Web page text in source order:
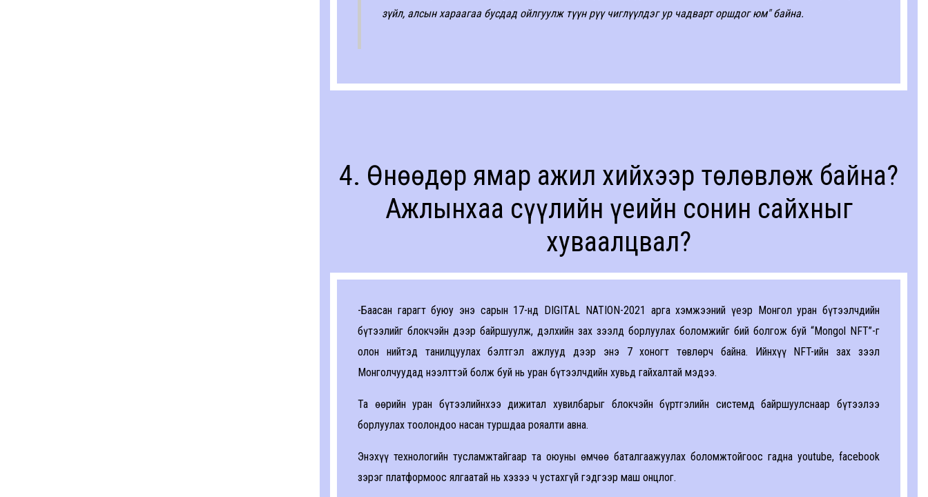
зүйл, алсын хараагаа бусдад ойлгуулж түүн рүү чиглүүлдэг ур чадварт оршдог юм" байна.
4. Өнөөдөр ямар ажил хийхээр төлөвлөж байна?
Ажлынхаа сүүлийн үеийн сонин сайхныг
хуваалцвал?
-Баасан гарагт буюу энэ сарын 17-нд DIGITAL NATION-2021 арга хэмжээний үеэр Монгол уран бүтээлчдийн
бүтээлийг блокчэйн дээр байршуулж, дэлхийн зах зээлд борлуулах боломжийг бий болгож буй “Mongol NFT”-г
олон нийтэд танилцуулах бэлтгэл ажлууд дээр энэ 7 хоногт төвлөрч байна. Ийнхүү NFT-ийн зах зээл
Монголчуудад нээлттэй болж буй нь уран бүтээлчдийн хувьд гайхалтай мэдээ.
Та өөрийн уран бүтээлийнхээ дижитал хувилбарыг блокчэйн бүртгэлийн системд байршуулснаар бүтээлээ
борлуулах тоолондоо насан туршдаа рояалти авна.
Энэхүү технологийн тусламжтайгаар та оюуны өмчөө баталгаажуулах боломжтойгоос гадна youtube, facebook
зэрэг платформоос ялгаатай нь хэзээ ч устахгүй гэдгээр маш онцлог.